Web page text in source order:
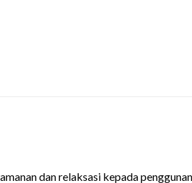
dan relaksasi kepada